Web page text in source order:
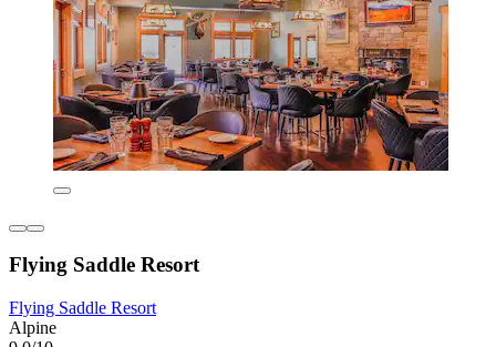
Flying Saddle Resort
Flying Saddle Resort
Alpine